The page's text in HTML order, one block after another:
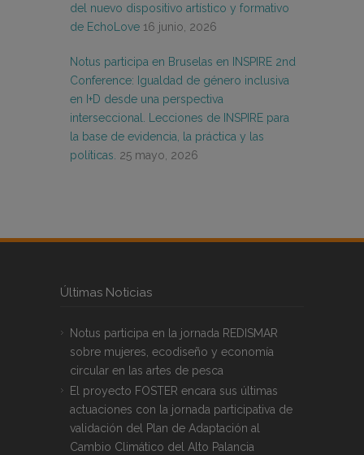
del nuevo dispositivo artístico y formativo
de EchoLove 16 junio, 2026
Notus participa en Bruselas en INSPIRE 2nd
Conference: Igualdad de género inclusiva
en I+D desde una perspectiva
interseccional. Lecciones de INSPIRE para
la base de evidencia, la práctica y las
políticas. 25 mayo, 2026
Últimas Noticias
Notus participa en la jornada REDISMAR
sobre mujeres, ecodiseño y economía
circular en las artes de pesca
El proyecto FOSTER encara sus últimas
actuaciones con la jornada participativa de
validación del Plan de Adaptación al
Cambio Climático del Alto Palancia